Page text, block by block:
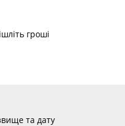
гроші
та дату